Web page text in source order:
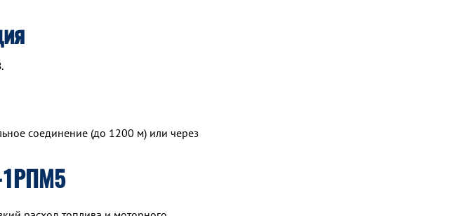
соединение (до 1200 м) или через
1РПМ5